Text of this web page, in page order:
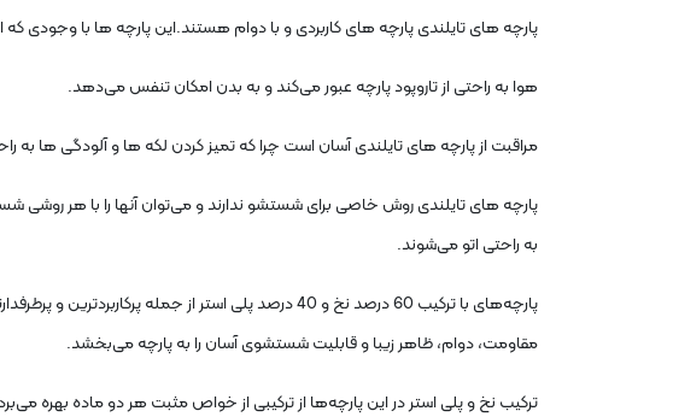
پارچه های تایلندی پارچه های کاربردی و با دوام هستند.این پارچه ها با وجودی که از 40 درصد پلی استر و 60 درصد پنبه تشکیل شده اند لطافت و راحتی خاصی را به مخاطب هدیه
هوا به راحتی از تاروپود پارچه عبور می‌کند و به بدن امکان تنفس می‌دهد.
مراقبت از پارچه های تایلندی آسان است چرا که تمیز کردن لکه ها و آلودگی ها به
پارچه های تایلندی روش خاصی برای شستشو ندارند و می‌توان آنها را با هر
به راحتی اتو می‌شوند.
پارچه‌های با ترکیب 60 درصد نخ و 40 درصد پلی استر
مقاومت، دوام، ظاهر زیبا و قابلیت شستشوی آسان را به پارچه می‌بخشد.
ترکیب نخ و پلی استر در این پارچه‌ها از ترکیبی از خواص مثبت هر دو ماده بهره